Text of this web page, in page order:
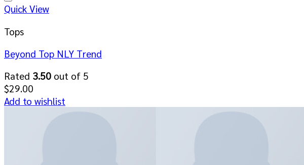
Quick View
Tops
Beyond Top NLY Trend
Rated 3.50 out of 5
$29.00
Add to wishlist